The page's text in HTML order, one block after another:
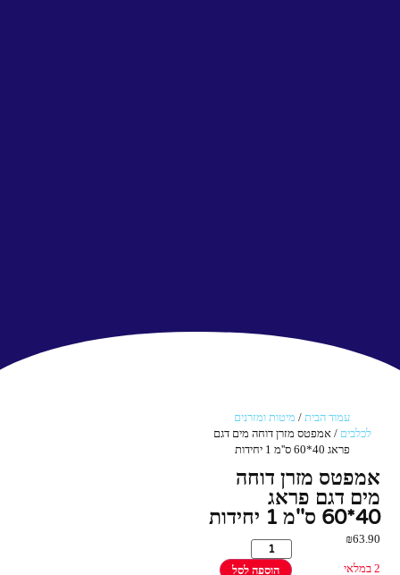
עמוד הבית / מיטות ומזרנים
לכלבים / אמפטס מזרן דוחה מים דגם
פראג 40*60 ס''מ 1 יחידות
אמפטס מזרן דוחה
מים דגם פראג
40*60 ס''מ 1 יחידות
₪63.90
2 במלאי הוספה לסל